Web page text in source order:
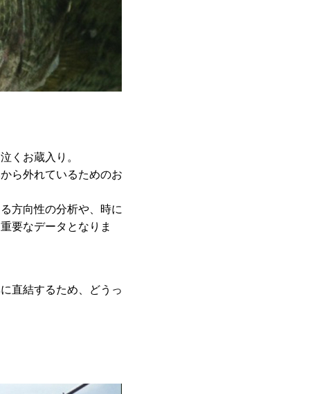
くお蔵入り。
ら外れているためのお
方向性の分析や、時に
要なデータとなりま
直結するため、どうっ